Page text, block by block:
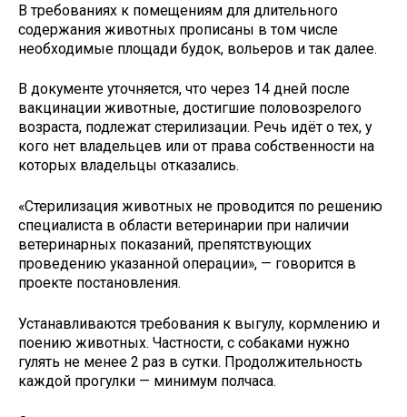
В требованиях к помещениям для длительного
содержания животных прописаны в том числе
необходимые площади будок, вольеров и так далее.
В документе уточняется, что через 14 дней после
вакцинации животные, достигшие половозрелого
возраста, подлежат стерилизации. Речь идёт о тех, у
кого нет владельцев или от права собственности на
которых владельцы отказались.
«Стерилизация животных не проводится по решению
специалиста в области ветеринарии при наличии
ветеринарных показаний, препятствующих
проведению указанной операции», — говорится в
проекте постановления.
Устанавливаются требования к выгулу, кормлению и
поению животных. Частности, с собаками нужно
гулять не менее 2 раз в сутки. Продолжительность
каждой прогулки — минимум полчаса.